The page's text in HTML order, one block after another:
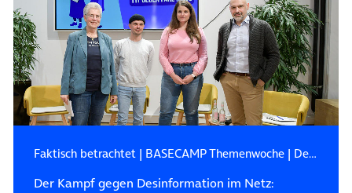
Faktisch betrachtet| BASECAMP Themenwoche| Desinformation
Der Kampf gegen Desinformation im Netz: